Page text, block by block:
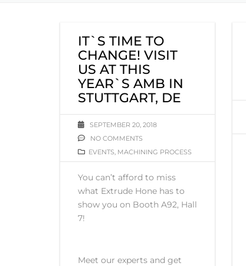
IT`S TIME TO
CHANGE! VISIT
US AT THIS
YEAR`S AMB IN
STUTTGART, DE
SEPTEMBER 20, 2018
NO COMMENTS
EVENTS, MACHINING PROCESS
You can’t afford to miss
what Extrude Hone has to
show you on Booth A92, Hall
7!
Meet our experts and get